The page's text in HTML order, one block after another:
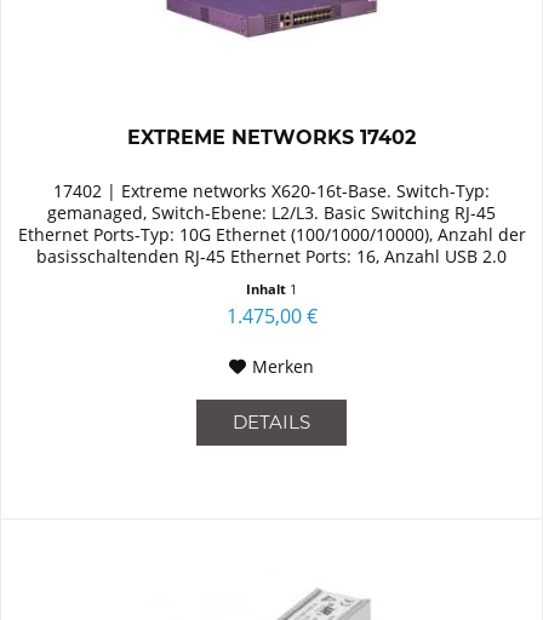
EXTREME NETWORKS 17402
17402 | Extreme networks X620-16t-Base. Switch-Typ:
gemanaged, Switch-Ebene: L2/L3. Basic Switching RJ-45
Ethernet Ports-Typ: 10G Ethernet (100/1000/10000), Anzahl der
basisschaltenden RJ-45 Ethernet Ports: 16, Anzahl USB 2.0
Inhalt 1
1.475,00 €
Merken
DETAILS